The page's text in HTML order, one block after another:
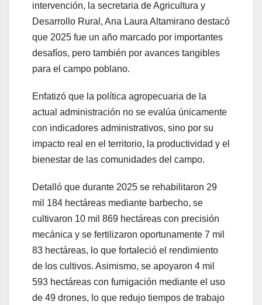
intervención, la secretaria de Agricultura y
Desarrollo Rural, Ana Laura Altamirano destacó
que 2025 fue un año marcado por importantes
desafíos, pero también por avances tangibles
para el campo poblano.
Enfatizó que la política agropecuaria de la
actual administración no se evalúa únicamente
con indicadores administrativos, sino por su
impacto real en el territorio, la productividad y el
bienestar de las comunidades del campo.
Detalló que durante 2025 se rehabilitaron 29
mil 184 hectáreas mediante barbecho, se
cultivaron 10 mil 869 hectáreas con precisión
mecánica y se fertilizaron oportunamente 7 mil
83 hectáreas, lo que fortaleció el rendimiento
de los cultivos. Asimismo, se apoyaron 4 mil
593 hectáreas con fumigación mediante el uso
de 49 drones, lo que redujo tiempos de trabajo